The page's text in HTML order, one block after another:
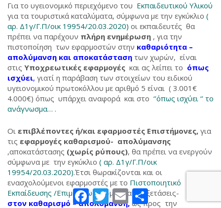
Για το υγειονομικό περιεχόμενο του Εκπαιδευτικού Υλικού
για τα τουριστικά καταλύματα, σύμφωνα με την εγκύκλιο (
αρ. Δ1γ/Γ.Π/οικ 19954/20.03.2020) οι εκπαιδευτές θα
πρέπει να παρέχουν πλήρη ενημέρωση , για την
πιστοποίηση των εφαρμοστών στην καθαριότητα –
απολύμανση και αποκατάσταση των χωρών, είναι
στις Υποχρεωτικές εφαρμογές και ας λείπει το όπως
ισχύει, γιατί η παράβαση των στοιχείων του ειδικού
υγειονομικού πρωτοκόλλου με αριθμό 5 είναι ( 3.001€
4.000€) όπως υπάρχει αναφορά και στο ‘’όπως ισχύει ‘’ το
ανάγνωσμα… .
Οι επιβλέποντες ή/και εφαρμοστές Επιστήμονες, για
τις εφαρμογές καθαρισμού- απολύμανσης
,αποκατάστασης (χωρίς ρύπους), θα πρέπει να ενεργούν
σύμφωνα με την εγκύκλιο ( αρ. Δ1γ/Γ.Π/οικ
19954/20.03.2020).Έτσι θωρακίζονται και οι
ενασχολούμενοι εφαρμοστές με το Πιστοποιητικό
Εκπαίδευσης /Επιμόρφωσης-μετά από εξετάσεις-
στον καθαρισμό – απολύμανση, ως προς την
FacebookTwitterEmail Μοιραστείτε